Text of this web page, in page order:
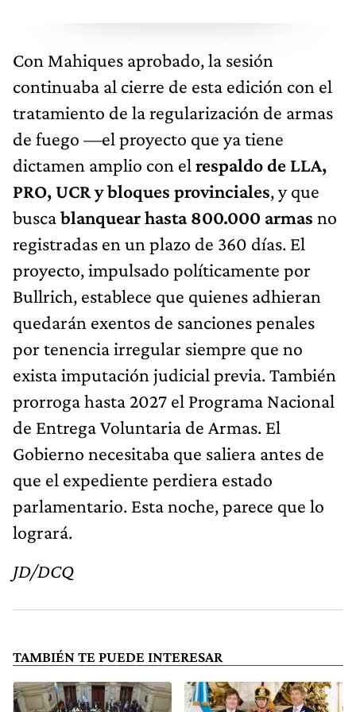
Con Mahiques aprobado, la sesión
continuaba al cierre de esta edición con el
tratamiento de la regularización de armas
de fuego —el proyecto que ya tiene
dictamen amplio con el respaldo de LLA,
PRO, UCR y bloques provinciales, y que
buscablanquear hasta 800.000 armas no
registradas en un plazo de 360 días. El
proyecto, impulsado políticamente por
Bullrich, establece que quienes adhieran
quedarán exentos de sanciones penales
por tenencia irregular siempre que no
exista imputación judicial previa. También
prorroga hasta 2027 el Programa Nacional
de Entrega Voluntaria de Armas. El
Gobierno necesitaba que saliera antes de
que el expediente perdiera estado
parlamentario. Esta noche, parece que lo
logrará.
JD/DCQ
TAMBIÉN TE PUEDE INTERESAR